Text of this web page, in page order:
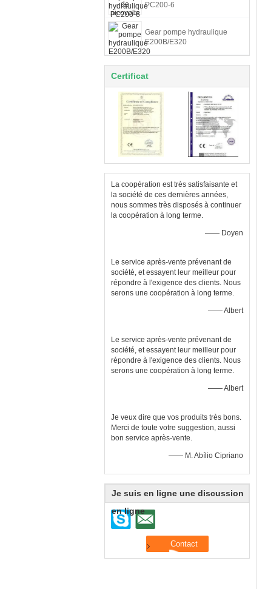
PC200-6
Gear pompe hydraulique
E200B/E320
Certificat
La coopération est très satisfaisante et
la société de ces dernières années,
nous sommes très disposés à continuer
la coopération à long terme.
—— Doyen
Le service après-vente prévenant de
société, et essayent leur meilleur pour
répondre à l'exigence des clients. Nous
serons une coopération à long terme.
—— Albert
Le service après-vente prévenant de
société, et essayent leur meilleur pour
répondre à l'exigence des clients. Nous
serons une coopération à long terme.
—— Albert
Je veux dire que vos produits très bons.
Merci de toute votre suggestion, aussi
bon service après-vente.
—— M. Abílio Cipriano
Je suis en ligne une discussion
en ligne